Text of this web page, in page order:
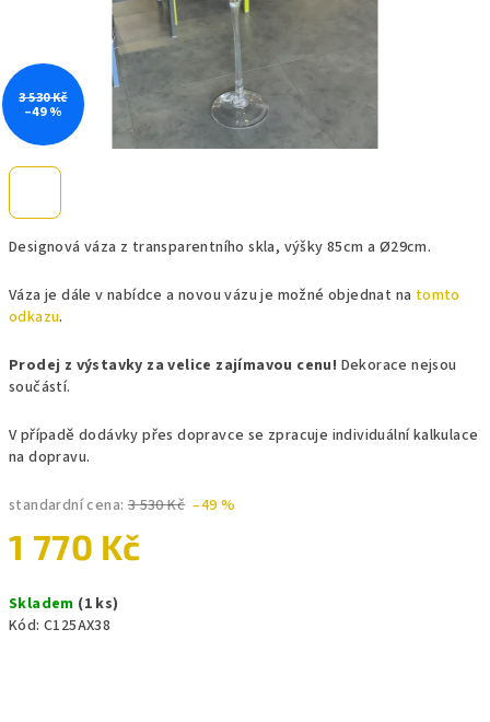
Designová váza z transparentního skla, výšky 85cm a Ø29cm.
Váza je dále v nabídce a novou vázu je možné objednat na tomto
odkazu.
Prodej z výstavky za velice zajímavou cenu! Dekorace nejsou
součástí.
V případě dodávky přes dopravce se zpracuje individuální kalkulace
na dopravu.
standardní cena: 3 530 Kč –49 %
1 770 Kč
cena:
Skladem (1 ks)
Kód: C125AX38
3 530 Kč
–49 %